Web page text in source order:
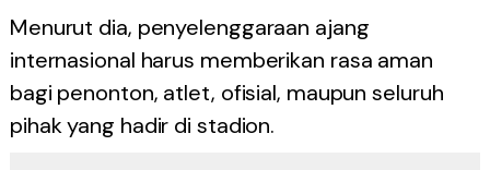
Menurut dia, penyelenggaraan ajang
internasional harus memberikan rasa aman
bagi penonton, atlet, ofisial, maupun seluruh
pihak yang hadir di stadion.